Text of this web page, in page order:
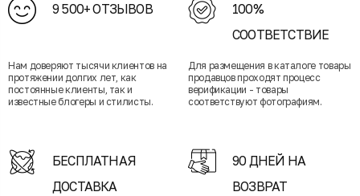
9 500+ ОТЗЫВОВ
Нам доверяют тысячи клиентов на
протяжении долгих лет, как
постоянные клиенты, так и
известные блогеры и стилисты.
100%
СООТВЕТСТВИЕ
Для размещения в каталоге товары
продавцов проходят процесс
верификации - товары
соответствуют фотографиям.
БЕСПЛАТНАЯ
ДОСТАВКА
90 ДНЕЙ НА
ВОЗВРАТ